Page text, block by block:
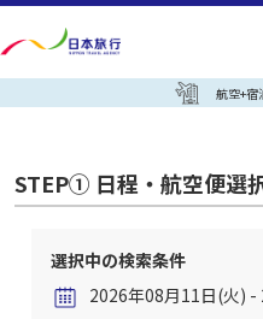
航空+宿
STEP① 日程・航空便選
選択中の検索条件
2026年08月11日(火)